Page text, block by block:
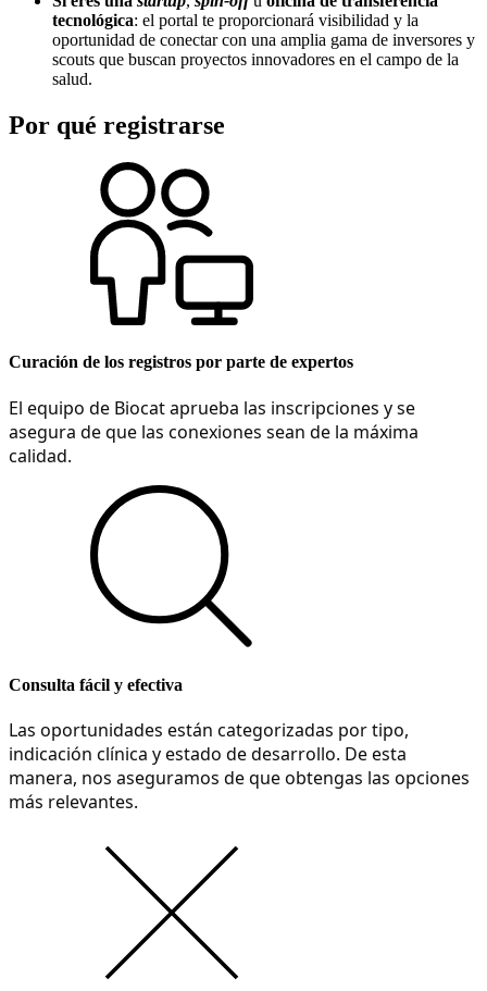
tecnológica: el portal te proporcionará visibilidad y la
oportunidad de conectar con una amplia gama de inversores y
scouts que buscan proyectos innovadores en el campo de la
salud.
Por qué registrarse
Curación de los registros por parte de expertos
El equipo de Biocat aprueba las inscripciones y se
asegura de que las conexiones sean de la máxima
calidad.
Consulta fácil y efectiva
Las oportunidades están categorizadas por tipo,
indicación clínica y estado de desarrollo. De esta
manera, nos aseguramos de que obtengas las opciones
más relevantes.